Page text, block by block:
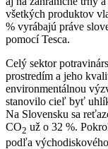
všetkých produktov
% vyrábajú práve
pomocí Tesca.
Celý sektor
prostredím a jeho
environmentálnou
stanovilo cieľ byť
Na Slovensku sa
CO2 už o 32 %.
podľa